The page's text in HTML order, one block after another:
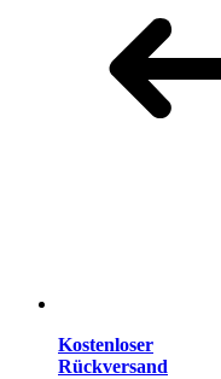
Kostenloser
Rückversand